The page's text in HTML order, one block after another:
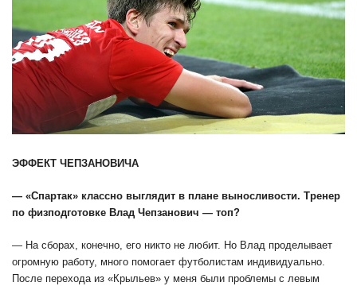
ЭФФЕКТ ЧЕПЗАНОВИЧА
— «Спартак» классно выглядит в плане выносливости. Тренер
по физподготовке Влад Чепзанович — топ?
— На сборах, конечно, его никто не любит. Но Влад проделывает
огромную работу, много помогает футболистам индивидуально.
После перехода из «Крыльев» у меня были проблемы с левым